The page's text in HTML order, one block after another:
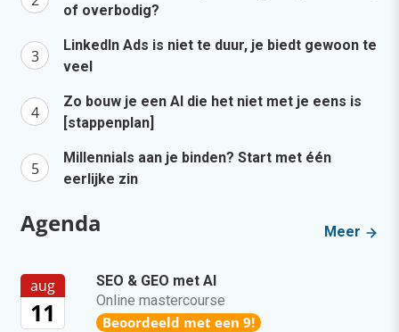
of overbodig?
LinkedIn Ads is niet te duur, je biedt gewoon te
veel
Zo bouw je een AI die het niet met je eens is
[stappenplan]
Millennials aan je binden? Start met één
eerlijke zin
Agenda Meer
aug
11
SEO & GEO met AI
Online mastercourse
Beoordeeld met een 9!